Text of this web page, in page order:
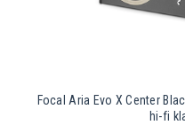
Focal Aria Evo X Center
hi-fi